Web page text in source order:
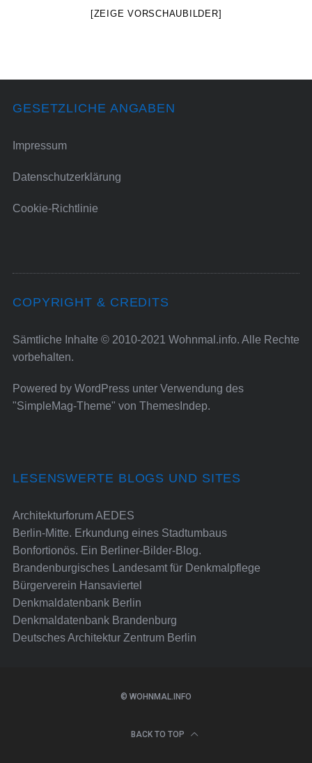
[ZEIGE VORSCHAUBILDER]
GESETZLICHE ANGABEN
Impressum
Datenschutzerklärung
Cookie-Richtlinie
COPYRIGHT & CREDITS
Sämtliche Inhalte © 2010-2021 Wohnmal.info. Alle Rechte
vorbehalten.
Powered by WordPressunter Verwendung des
"SimpleMag-Theme" von ThemesIndep.
LESENSWERTE BLOGS UND SITES
Architekturforum AEDES
Berlin-Mitte. Erkundung eines Stadtumbaus
Bonfortionös. Ein Berliner-Bilder-Blog.
Brandenburgisches Landesamt für Denkmalpflege
Bürgerverein Hansaviertel
Denkmaldatenbank Berlin
Denkmaldatenbank Brandenburg
Deutsches Architektur Zentrum Berlin
© WOHNMAL.INFO
BACK TO TOP